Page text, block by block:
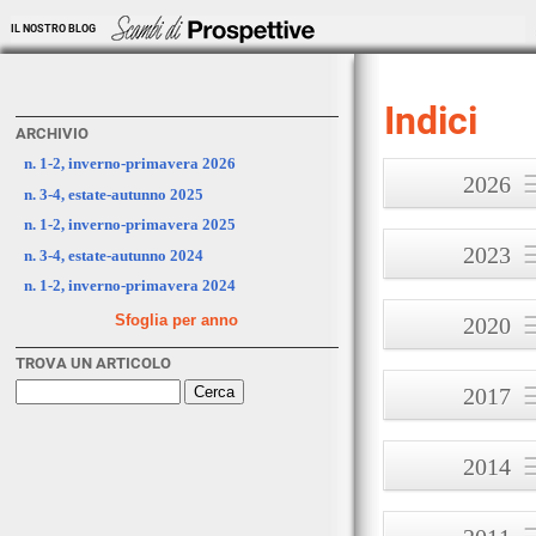
IL NOSTRO BLOG
Indici
2026
n. 1-2, inverno-
2023
n. 1, inverno 2023
n. 2, primavera
n. 3, estate 2023
n. 4, autunno
2020
n. 1, inverno 2020
n. 2, primavera
n. 3, estate 2020
n. 4, autunno
2017
n. 1, inverno 2017
n. 2, primavera
n. 3, estate 2017
2014
n. 1, inverno 2014
ARCHIVIO
n. 1-2, inverno-primavera 2026
n. 3-4, estate-autunno 2025
n. 1-2, inverno-primavera 2025
n. 3-4, estate-autunno 2024
n. 1-2, inverno-primavera 2024
Sfoglia per anno
TROVA UN ARTICOLO